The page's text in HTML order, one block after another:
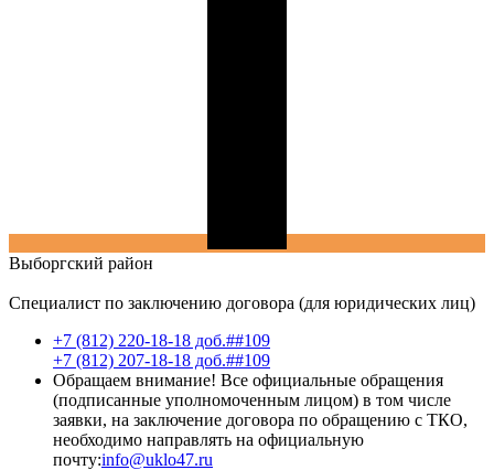
Выборгский район
Специалист по заключению договора (для юридических лиц)
+7 (812) 220-18-18 доб.##109
+7 (812) 207-18-18 доб.##109
Обращаем внимание! Все официальные обращения
(подписанные уполномоченным лицом) в том числе
заявки, на заключение договора по обращению с ТКО,
необходимо направлять на официальную
почту:info@uklo47.ru